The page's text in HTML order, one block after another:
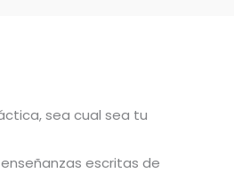
sea cual sea tu
escritas de